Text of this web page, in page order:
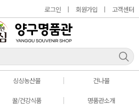
로그인 회원가입 고객센터
싱싱농산물 건나물
꿀/건강식품 명품관소개